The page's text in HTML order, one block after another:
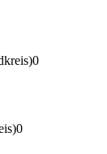
0
0